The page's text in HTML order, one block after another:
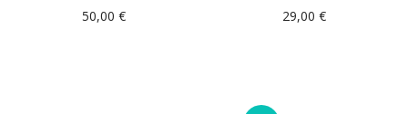
50,00 €
29,00€